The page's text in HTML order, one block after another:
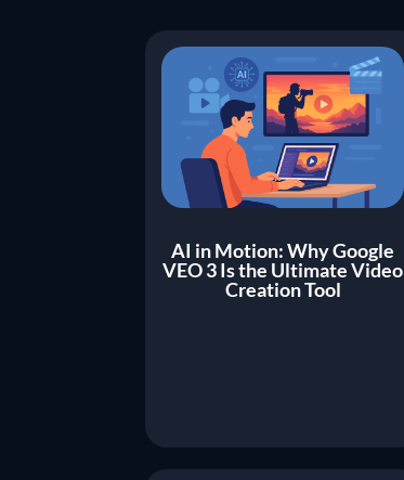
AI in Motion: Why Google
VEO 3 Is the Ultimate Video
Creation Tool